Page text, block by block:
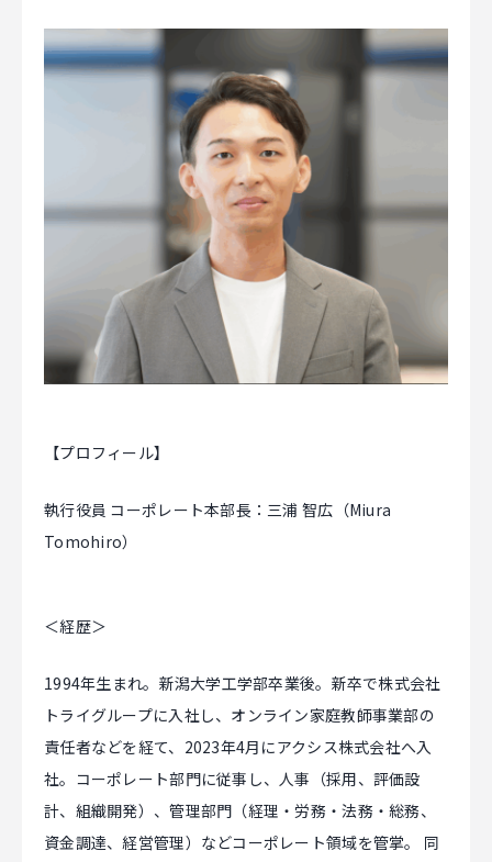
【プロフィール】
執行役員 コーポレート本部長：三浦 智広（Miura
Tomohiro）
＜経歴＞
1994年生まれ。新潟大学工学部卒業後。新卒で株式会社
トライグループに入社し、オンライン家庭教師事業部の
責任者などを経て、2023年4月にアクシス株式会社へ入
社。コーポレート部門に従事し、人事（採用、評価設
計、組織開発）、管理部門（経理・労務・法務・総務、
資金調達、経営管理）などコーポレート領域を管掌。 同